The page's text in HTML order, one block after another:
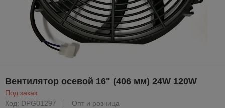
Вентилятор осевой 16" (406 мм) 24W 120W
Под заказ
Код: DPG01297
Опт и розница